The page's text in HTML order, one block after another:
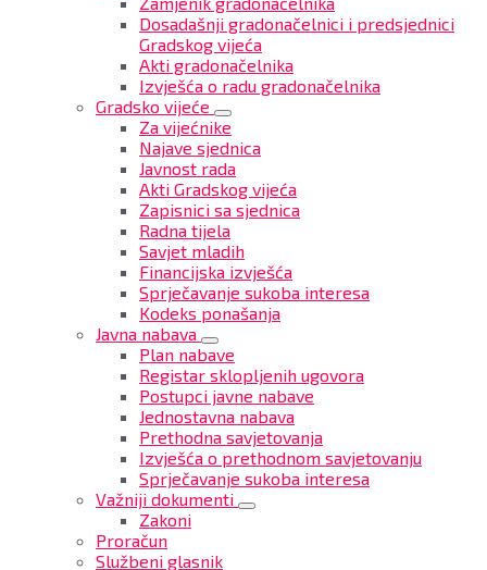
Dosadašnji gradonačelnici i predsjednici
Gradskog vijeća
Akti gradonačelnika
Izvješća o radu gradonačelnika
Gradsko vijeće
Za vijećnike
Najave sjednica
Javnost rada
Akti Gradskog vijeća
Zapisnici sa sjednica
Radna tijela
Savjet mladih
Financijska izvješća
Sprječavanje sukoba interesa
Kodeks ponašanja
Javna nabava
Plan nabave
Registar sklopljenih ugovora
Postupci javne nabave
Jednostavna nabava
Prethodna savjetovanja
Izvješća o prethodnom savjetovanju
Sprječavanje sukoba interesa
Važniji dokumenti
Zakoni
Proračun
Službeni glasnik